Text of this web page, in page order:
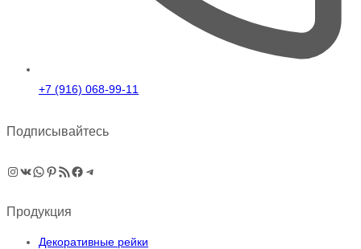
+7 (916) 068-99-11
Подписывайтесь
Instagram
ВКонтакте
WhatsApp
Pinterest
RSS-рассылка
Facebook
Telegram
Продукция
Декоративные рейки